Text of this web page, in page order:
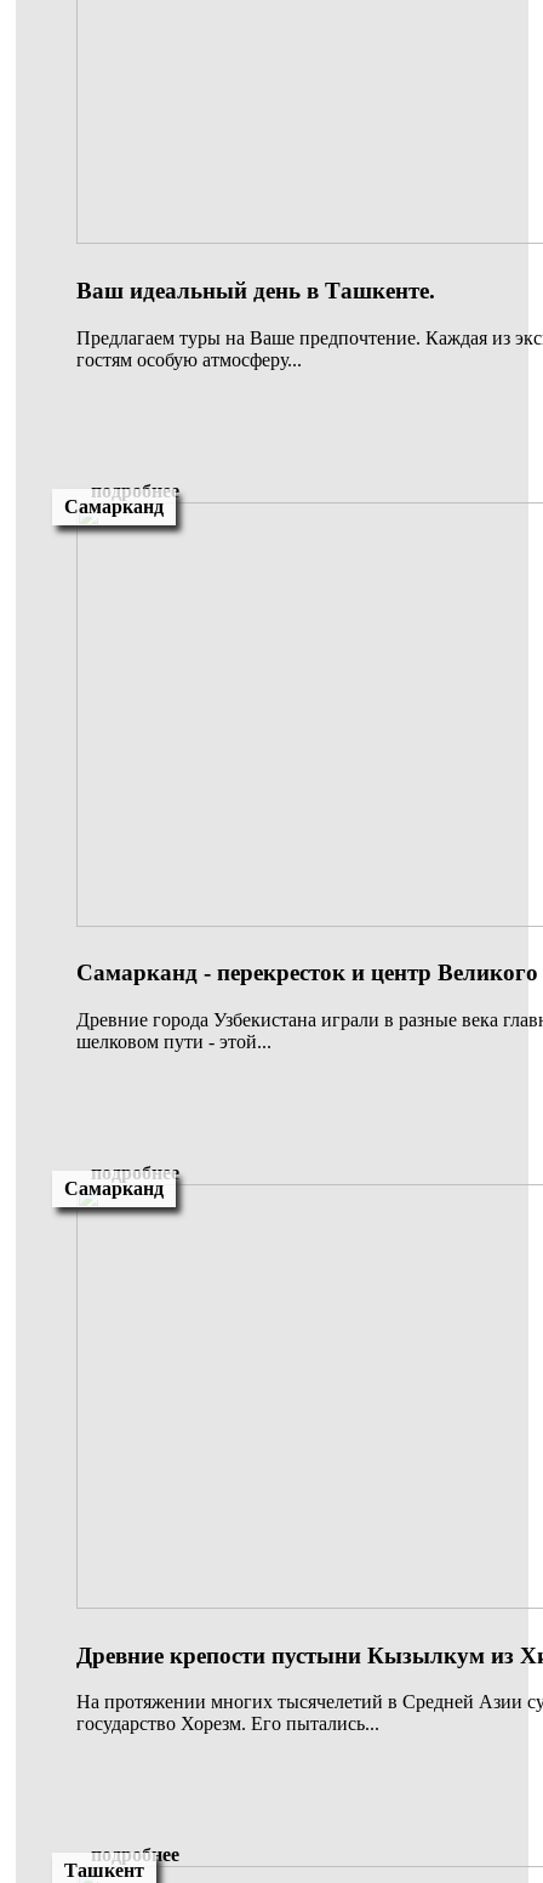
Ваш идеальный день в Ташкенте.
Предлагаем туры на Ваше предпочтение. Каждая из
гостям особую атмосферу...
подробнее
Самарканд
Самарканд - перекресток и центр
Древние города Узбекистана играли в разные века
шелковом пути - этой...
подробнее
Самарканд
Древние крепости пустыни Кызылкум из
На протяжении многих тысячелетий в Средней Азии
государство Хорезм. Его пытались...
подробнее
Ташкент